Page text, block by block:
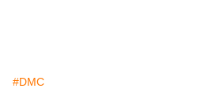
#DMC